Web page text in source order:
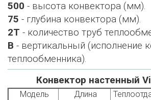
500 - высота конвектора (мм).
75 - глубина конвектора (мм).
2Т - количество труб
В - вертикальный (исполнение
теплообменника).
Конвектор настенный
Модель
Длина